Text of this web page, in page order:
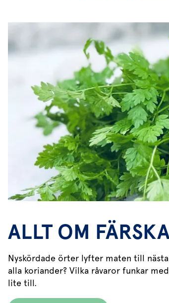
ALLT OM
Nyskördade örter lyfter maten till
alla koriander? Vilka råvaror funkar
lite till.